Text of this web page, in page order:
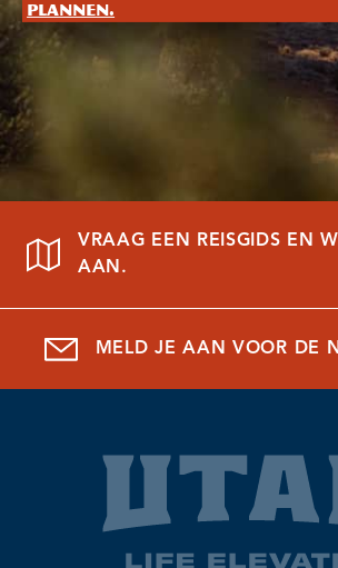
plannen.
VRAAG EEN REISGIDS EN
AAN.
MELD JE AAN VOOR DE